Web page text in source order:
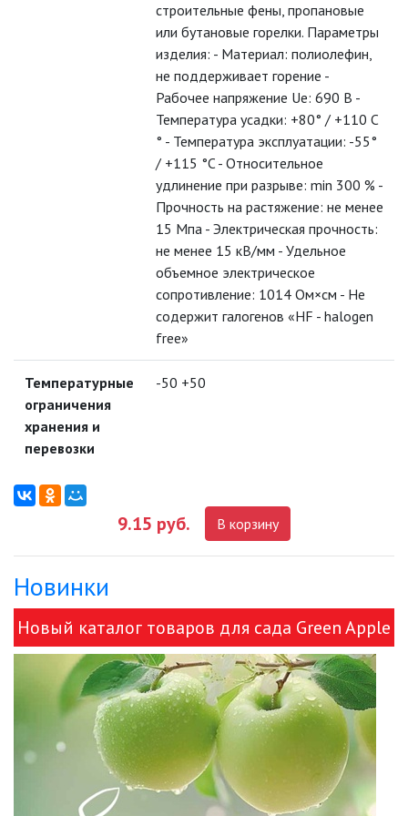
ЛЮСТРЫ
МОДУЛЬНЫЕ СИСТЕМЫ
ОСВЕЩЕНИЯ (LED МОДУЛИ)
НАСТОЛЬНЫЕ СВЕТИЛЬНИКИ
НИЗКОВОЛЬТНОЕ
ОБОРУДОВАНИЕ
НОВОГОДНЕЕ ОСВЕЩЕНИЕ
ОТВЕРТКИ
ПАЯЛЬНОЕ ОБОРУДОВАНИЕ
ПРОТИВОМОСКИТНЫЕ ЛАМПЫ
РАЗЪЁМЫ, ПЕРЕХОДНИКИ, ТВ
СЕТЕВЫЕ ФИЛЬТРЫ, СИЛОВЫЕ
РАЗЪЕМЫ И УДЛИНИТЕЛИ,
ТРОЙНИКИ И КОЛОДКИ, ВИЛКИ
СИСТЕМЫ ПОЛИВА
СТАБИЛИЗАТОРЫ НАПРЯЖЕНИЯ
ТОЧЕЧНЫЕ СВЕТИЛЬНИКИ
строительные фены, пропановые
или бутановые горелки. Параметры
изделия: - Материал: полиолефин,
не поддерживает горение -
Рабочее напряжение Ue: 690 B -
Температура усадки: +80° / +110 С
° - Температура эксплуатации: -55°
/ +115 °C - Относительное
удлинение при разрыве: min 300 % -
Прочность на растяжение: не менее
15 Мпа - Электрическая прочность:
не менее 15 кВ/мм - Удельное
объемное электрическое
сопротивление: 1014 Ом×см - Не
содержит галогенов «HF - halogen
free»
Температурные
ограничения
хранения и
перевозки
-50 +50
9.15 руб. В корзину
Новинки
Новый каталог товаров для сада Green Apple
и ЭРА!